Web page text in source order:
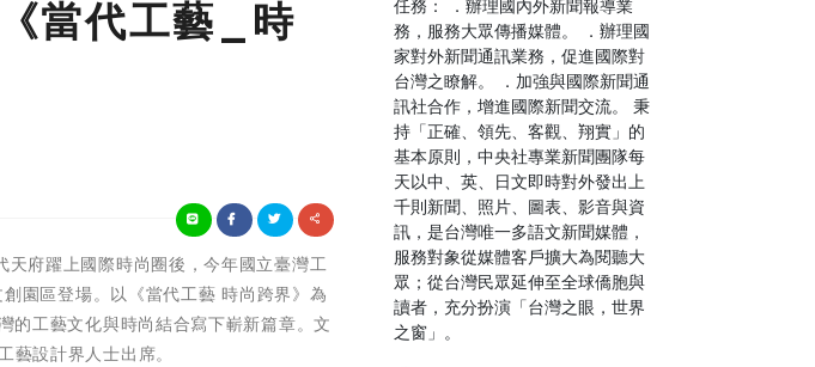
當代工藝_時
府躍上國際時尚圈後，今年國立臺灣工
園區登場。以《當代工藝 時尚跨界》為
的工藝文化與時尚結合寫下嶄新篇章。文
設計界人士出席。
任務： ．辦理國內外新聞報導業
務，服務大眾傳播媒體。 ．辦理國
家對外新聞通訊業務，促進國際對
台灣之瞭解。 ．加強與國際新聞通
訊社合作，增進國際新聞交流。 秉
持「正確、領先、客觀、翔實」的
基本原則，中央社專業新聞團隊每
天以中、英、日文即時對外發出上
千則新聞、照片、圖表、影音與資
訊，是台灣唯一多語文新聞媒體，
服務對象從媒體客戶擴大為閱聽大
眾；從台灣民眾延伸至全球僑胞與
讀者，充分扮演「台灣之眼，世界
之窗」。